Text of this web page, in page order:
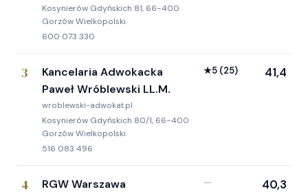
Kosynierów Gdyńskich 81, 66-400
Gorzów Wielkopolski
600 073 330
3
Kancelaria Adwokacka
Paweł Wróblewski LL.M.
wroblewski-adwokat.pl
Kosynierów Gdyńskich 80/1, 66-400
Gorzów Wielkopolski
516 083 496
★5 (25) 41,4
4 RGW Warszawa — 40,3